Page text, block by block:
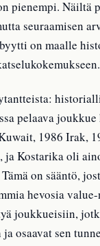
pienempi. Näiltä
seuraamisen
on maalle
pelaava
1986 Irak,
Kostarika oli
on sääntö,
hevosia
joukkueisiin,
osaavat sen